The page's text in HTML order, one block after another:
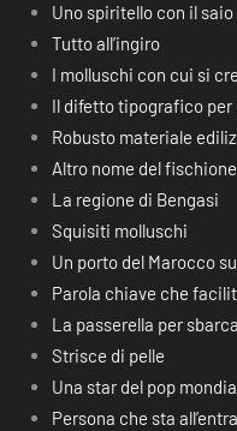
Uno spiritello con il
Tutto all’ingiro
I molluschi con cui si
Il difetto tipografico
Robusto materiale
Altro nome del fischione
La regione di Bengasi
Squisiti molluschi
Un porto del Marocco
Parola chiave che
La passerella per
Strisce di pelle
Una star del pop
Persona che sta